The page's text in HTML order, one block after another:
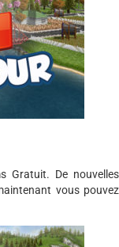
Gratuit. De nouvelles
vous pouvez